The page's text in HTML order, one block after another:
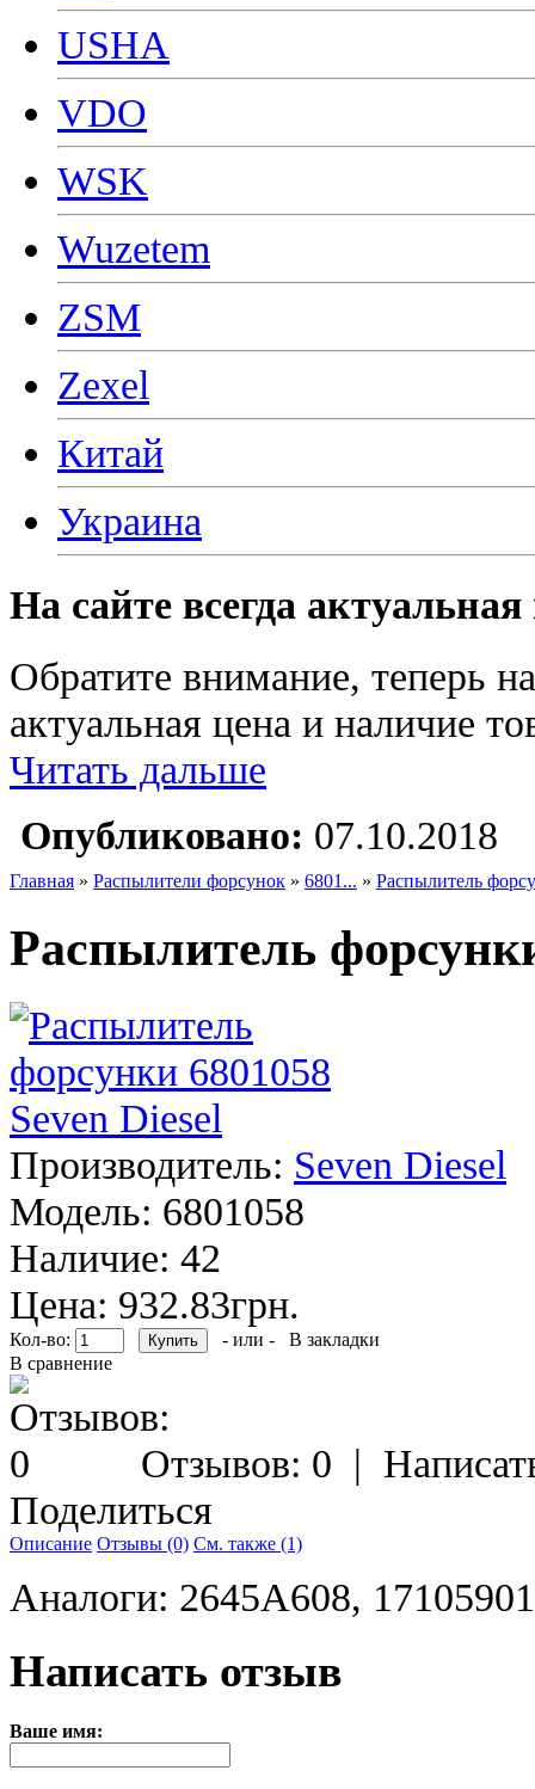
USHA
VDO
WSK
Wuzetem
ZSM
Zexel
Китай
Украина
На сайте всегда
Обратите внимание, теперь
актуальная цена и наличие
Читать дальше
Опубликовано: 07.10.2018
Главная » Распылители форсунок » 6801... » Распылитель
Распылитель
Производитель: Seven Diesel
Модель: 6801058
Наличие: 42
Цена: 932.83грн.
Кол-во: - или -
В закладки
В сравнение
Отзывов: 0 |
Поделиться
Описание Отзывы (0) См. также (1)
Аналоги: 2645A608,
Написать отзыв
Ваше имя: